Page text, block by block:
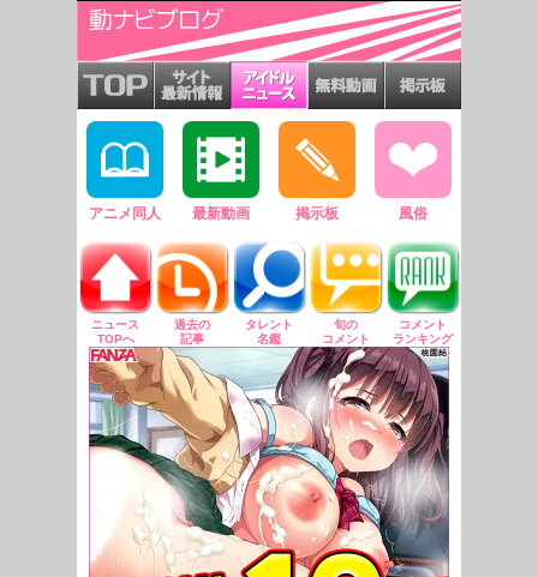
アニメ同人 最新動画 掲示板 風俗
ニュース
TOPへ
過去の
記事
タレント
名鑑
旬の
コメント
コメント
ランキング